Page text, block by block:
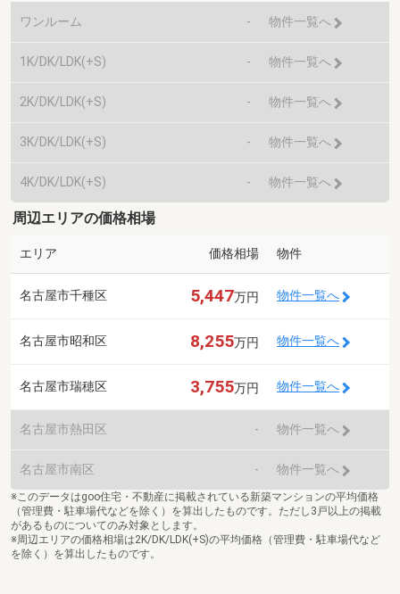
ワンルーム - 物件一覧へ
1K/DK/LDK(+S) - 物件一覧へ
2K/DK/LDK(+S) - 物件一覧へ
3K/DK/LDK(+S) - 物件一覧へ
4K/DK/LDK(+S) - 物件一覧へ
周辺エリアの価格相場
エリア 価格相場 物件
名古屋市千種区 5,447万円 物件一覧へ
名古屋市昭和区 8,255万円 物件一覧へ
名古屋市瑞穂区 3,755万円 物件一覧へ
名古屋市熱田区 - 物件一覧へ
名古屋市南区 - 物件一覧へ
※このデータはgoo住宅・不動産に掲載されている新築マンションの平均価格
（管理費・駐車場代などを除く）を算出したものです。ただし3戸以上の掲載
があるものについてのみ対象とします。
※周辺エリアの価格相場は2K/DK/LDK(+S)の平均価格（管理費・駐車場代など
を除く）を算出したものです。